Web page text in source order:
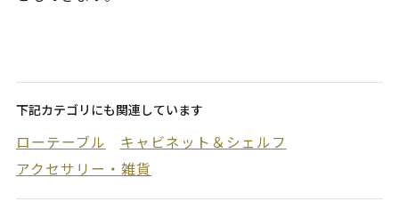
下記カテゴリにも関連しています
ローテーブル
キャビネット＆シェルフ
アクセサリー・雑貨